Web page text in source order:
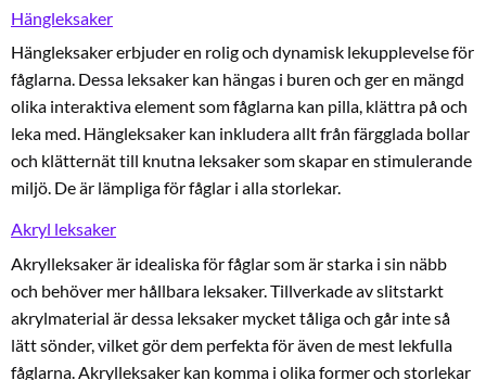
Hängleksaker
Hängleksaker erbjuder en rolig och dynamisk lekupplevelse för
fåglarna. Dessa leksaker kan hängas i buren och ger en mängd
olika interaktiva element som fåglarna kan pilla, klättra på och
leka med. Hängleksaker kan inkludera allt från färgglada bollar
och klätternät till knutna leksaker som skapar en stimulerande
miljö. De är lämpliga för fåglar i alla storlekar.
Akryl leksaker
Akrylleksaker är idealiska för fåglar som är starka i sin näbb
och behöver mer hållbara leksaker. Tillverkade av slitstarkt
akrylmaterial är dessa leksaker mycket tåliga och går inte så
lätt sönder, vilket gör dem perfekta för även de mest lekfulla
fåglarna. Akrylleksaker kan komma i olika former och storlekar